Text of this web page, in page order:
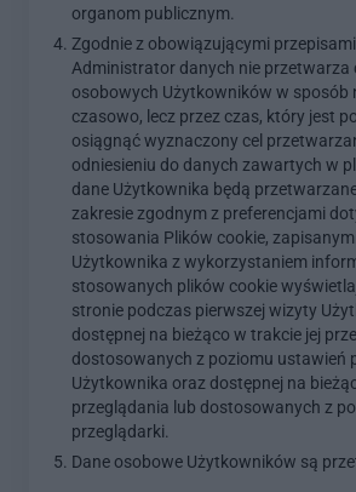
organom publicznym.
Zgodnie z obowiązującymi
Administrator danych nie przetwarza
osobowych Użytkowników w sposób
czasowo, lecz przez czas, który jest
osiągnąć wyznaczony cel
odniesieniu do danych zawartych w
dane Użytkownika będą
zakresie zgodnym z preferencjami
stosowania Plików cookie,
Użytkownika z wykorzystaniem
stosowanych plików cookie
stronie podczas pierwszej wizyty
dostępnej na bieżąco w trakcie jej
dostosowanych z poziomu ustawień
Użytkownika oraz dostępnej na
przeglądania lub dostosowanych z
przeglądarki.
Dane osobowe Użytkowników są